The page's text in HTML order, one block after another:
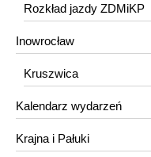
Rozkład jazdy ZDMiKP
Inowrocław
Kruszwica
Kalendarz wydarzeń
Krajna i Pałuki